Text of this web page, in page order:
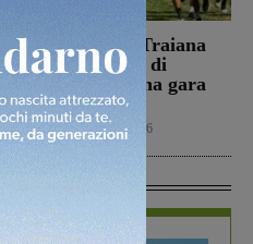
Il Terranuova Traiana
allo “Zecchini” di
Grosseto per una gara
amichevole
Calcio 7 Agosto 2026